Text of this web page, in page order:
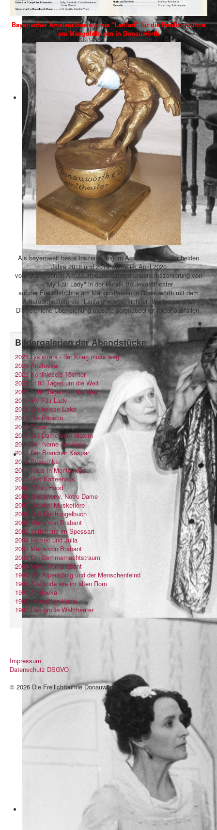
Bayerischer Amateurtheaterpreis "Larifari" für die Freilichtbühne
am Mangoldfelsen in Donauwörth
Als bayernweit beste Inszenierung im Amateurtheater der beiden
Jahre 2018 und 2019 wurde im April 2020
vom Bayerischen Amateurtheaterverband unsere Inszenierung von
"My Fair Lady" in der Rubrik Boulevardtheater
auf der Freilichtbühne am Mangoldfelsen in Donauwörth mit dem
Amateurtheaterpreis "Larifari" ausgezeichnet. Wir freuen uns!
Die feierliche Überreichung musste coronabedingt leider ausfallen.
Bildergalerien der Abendstücke
2025 Lysistrata - der Krieg muss weg
2024 Anatevka
2023 Kohlhiesels Töchter
2022 In 80 Tagen um die Welt
2021 In 80 Tagen um die Welt
2019 My Fair Lady
2018 Die heisse Ecke
2017 Die Päpstin
2016 Sugar
2015 Die Dame vom Maxim
2014 Der Name der Rose
2013 Der Brandner Kaspar
2012 Piroschka
2011 Haus in Montevideo
2010 Das Kaffeehaus
2009 Robin Hood
2008 Glöckner v. Notre Dame
2007 Die drei Musketiere
2006 Das Dschungelbuch
2006 Maria von Brabant
2005 Wirtshaus im Spessart
2004 Romeo und Julia
2003 Maria von Brabant
2002 Ein Sommernachtstraum
2000 Maria von Brabant
1996 Der Alpenkönig und der Menschenfeind
1995 Zustände wie im alten Rom
1991 Anatevka
1990 Im weißen Rössl
1987 Das große Welttheater
Impressum
Datenschutz DSGVO
© 2026 Die Freilichtbühne Donauwörth